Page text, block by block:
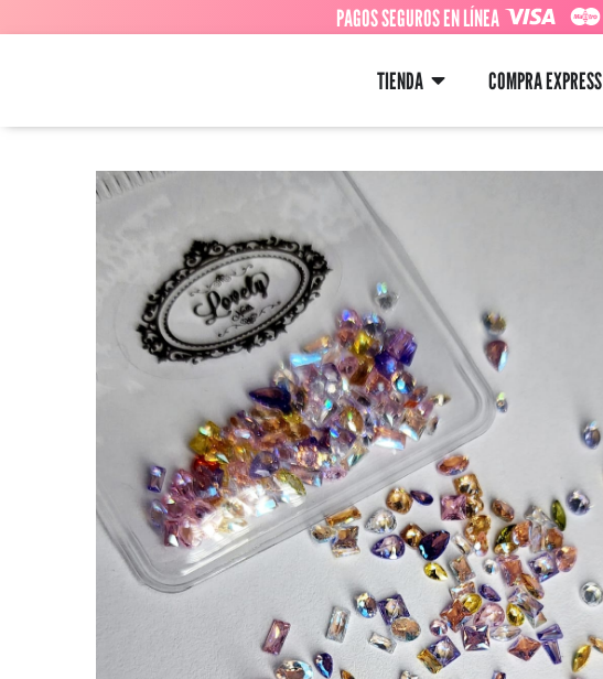
PAGOS SEGUROS EN LÍNEA
TIENDA COMPRA EXPRESS